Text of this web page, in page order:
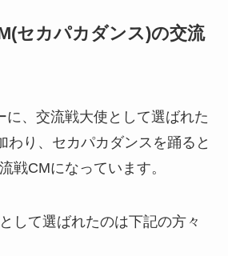
セカパカダンス)の交流
に、交流戦大使として選ばれた
わり、セカパカダンスを踊ると
戦CMになっています。
して選ばれたのは下記の方々